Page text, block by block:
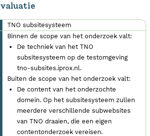
TNO subsitesysteem
Binnen de scope van het onderzoek valt:
De techniek van het TNO
subsitesysteem op de testomgeving
tno-subsites.iprox.nl.
Buiten de scope van het onderzoek valt:
De content van het onderzochte
domein. Op het subsitesysteem zullen
meerdere verschillende subwebsites
van TNO draaien, die een eigen
contentonderzoek vereisen.